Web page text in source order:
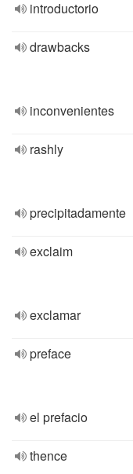
introductorio
drawbacks
inconvenientes
rashly
precipitadamente
exclaim
exclamar
preface
el prefacio
thence